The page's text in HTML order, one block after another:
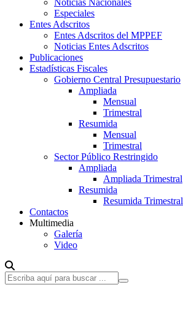
Noticias Nacionales
Especiales
Entes Adscritos
Entes Adscritos del MPPEF
Noticias Entes Adscritos
Publicaciones
Estadísticas Fiscales
Gobierno Central Presupuestario
Ampliada
Mensual
Trimestral
Resumida
Mensual
Trimestral
Sector Público Restringido
Ampliada
Ampliada Trimestral
Resumida
Resumida Trimestral
Contactos
Multimedia
Galería
Video